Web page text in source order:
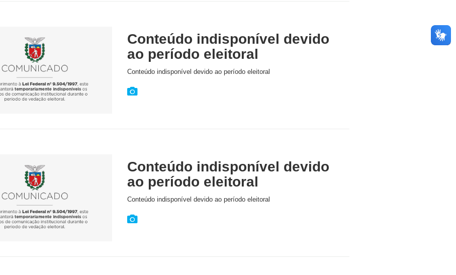
Conteúdo indisponível devido
ao período eleitoral
Conteúdo indisponível devido ao período eleitoral
Conteúdo indisponível devido
ao período eleitoral
Conteúdo indisponível devido ao período eleitoral